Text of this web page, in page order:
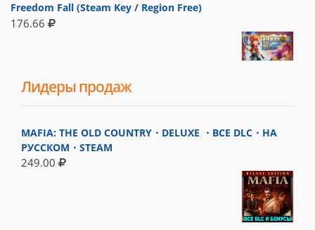
Freedom Fall (Steam Key / Region Free)
176.66
Лидеры продаж
MAFIA: THE OLD COUNTRY・DELUXE ・ВСЕ DLC・НА
РУССКОМ・STEAM
249.00